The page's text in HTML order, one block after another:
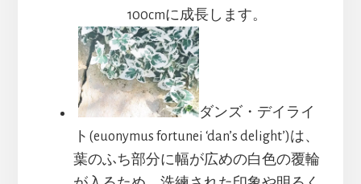
100cmに成長します。
ダンズ・デイライ
ト(euonymus fortunei ‘dan’s delight’)は、
葉のふち部分に幅が広めの白色の覆輪